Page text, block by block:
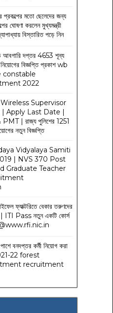
প্রকল্পের মতো ছেলেদের জন্য
ঘোষণা করলেন মুখ্যমন্ত্রী
বিস্তারিত পড়ে নিন
আবগারি দপ্তর 4653 শূন্য
নিয়োগের বিজ্ঞপ্তি প্রকাশ wb
constable
2022
Supervisor
| Apply Last Date |
| রাজ্য পুলিশের 1251
নতুন বিজ্ঞপ্তি
Vidyalaya Samiti
| NVS 370 Post
Graduate Teacher
ফ্যাক্টরিতে বেকার তরুণদের
| ITI Pass নতুন একটি কোর্স
বনদপ্তর কর্মী নিয়োগ করা
22 forest
recruitment